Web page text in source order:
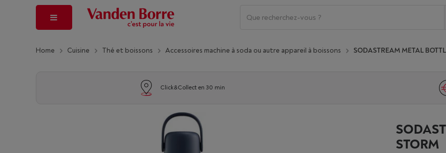
Home Cuisine Thé et boissons Accessoires machine à soda ou autre appareil à boissons SODASTREAM METAL
Click&Collect en 30 min
STORM